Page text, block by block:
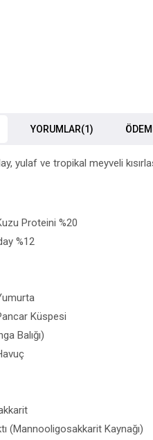
YORUMLAR(1)
yulaf ve tropikal meyveli
Proteini %20
%12
Küspesi
Balığı)
(Mannooligosakkarit Kaynağı)